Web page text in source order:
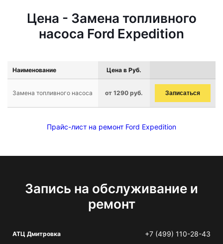
Цена - Замена топливного
насоса Ford Expedition
Наименование Цена в Руб.
Замена топливного насоса от 1290 руб. Записаться
Прайс-лист на ремонт Ford Expedition
Запись на обслуживание и
ремонт
АТЦ Дмитровка +7 (499) 110-28-43